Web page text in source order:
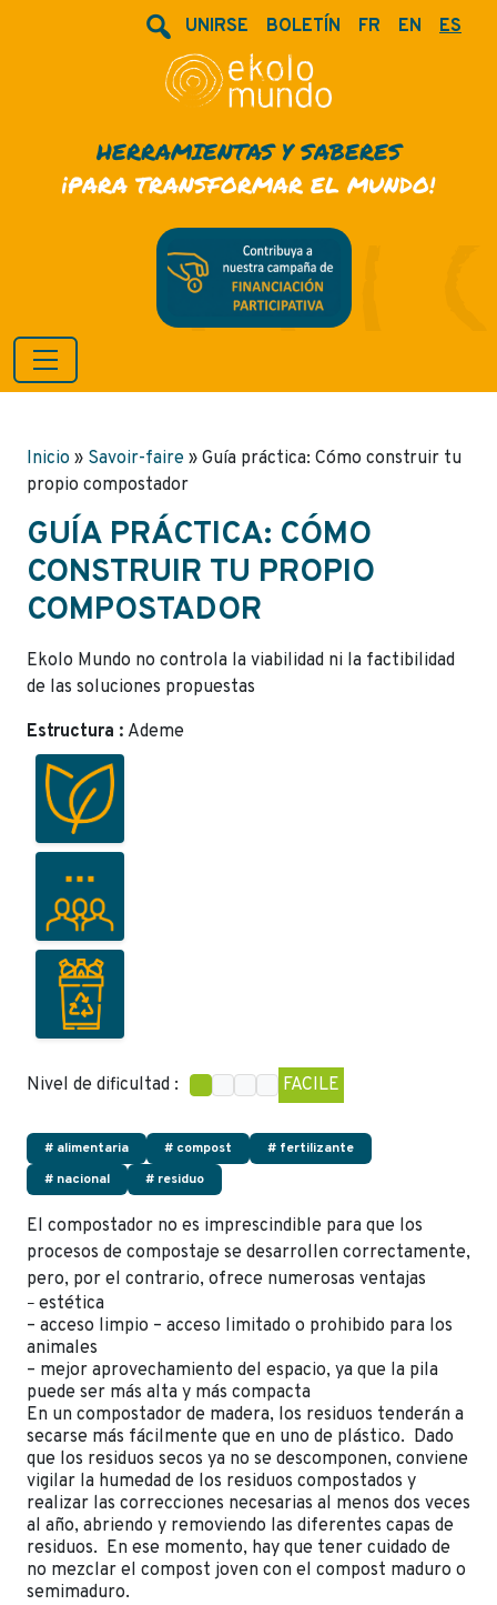
UNIRSE BOLETÍN FR EN ES
HERRAMIENTAS Y SABERES
¡PARA TRANSFORMAR EL MUNDO!
Inicio » Savoir-faire » Guía práctica: Cómo construir tu
propio compostador
GUÍA PRÁCTICA: CÓMO
CONSTRUIR TU PROPIO
COMPOSTADOR
Ekolo Mundo no controla la viabilidad ni la factibilidad
de las soluciones propuestas
Estructura : Ademe
Nivel de dificultad : FACILE
# alimentaria # compost
# fertilizante
# nacional
# residuo
El compostador no es imprescindible para que los
procesos de compostaje se desarrollen correctamente,
pero, por el contrario, ofrece numerosas ventajas
− estética
– acceso limpio – acceso limitado o prohibido para los
animales
– mejor aprovechamiento del espacio, ya que la pila
puede ser más alta y más compacta
En un compostador de madera, los residuos tenderán a
secarse más fácilmente que en uno de plástico. Dado
que los residuos secos ya no se descomponen, conviene
vigilar la humedad de los residuos compostados y
realizar las correcciones necesarias al menos dos veces
al año, abriendo y removiendo las diferentes capas de
residuos. En ese momento, hay que tener cuidado de
no mezclar el compost joven con el compost maduro o
semimaduro.